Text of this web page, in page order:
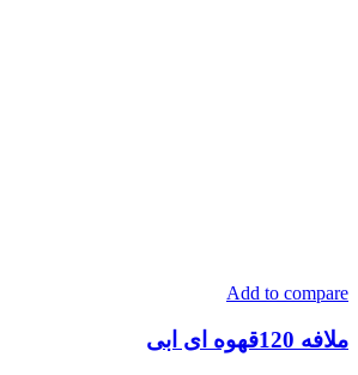
Add to compare
ملافه 120قهوه ای ابی